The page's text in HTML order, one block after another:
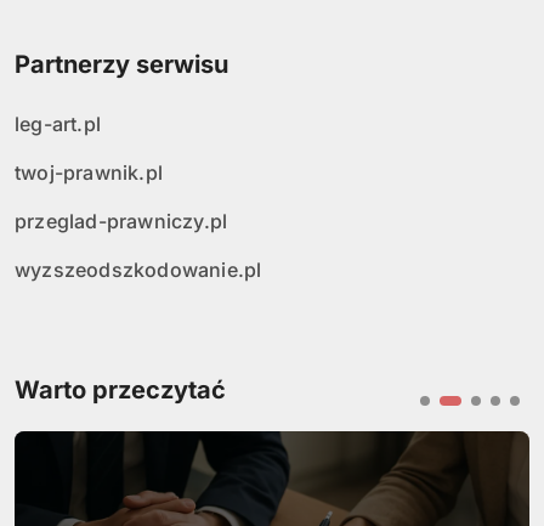
Partnerzy serwisu
leg-art.pl
twoj-prawnik.pl
przeglad-prawniczy.pl
wyzszeodszkodowanie.pl
Warto przeczytać